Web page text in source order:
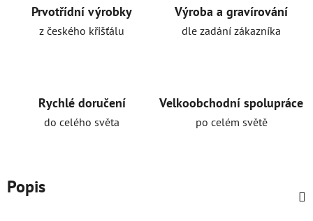
Prvotřídní výrobky
z českého křišťálu
Výroba a gravírování
dle zadání zákazníka
Rychlé doručení
do celého světa
Velkoobchodní spolupráce
po celém světě
Popis